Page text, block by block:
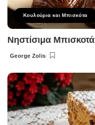
Κουλούρια και Μπισκότα
Νηστίσιμα
Posted
George Zolis